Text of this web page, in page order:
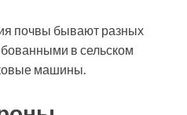
почвы бывают разных
в сельском
машины.